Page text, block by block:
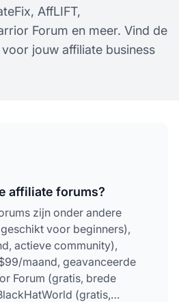
AffLIFT,
Forum en meer. Vind de
jouw affiliate business
affiliate forums?
zijn onder andere
voor beginners),
actieve community),
maand, geavanceerde
Forum (gratis, brede
(gratis,